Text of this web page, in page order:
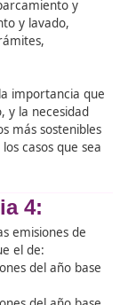
2007, se
en
diariamente
de horas que se
privados,
para poder
que se
el